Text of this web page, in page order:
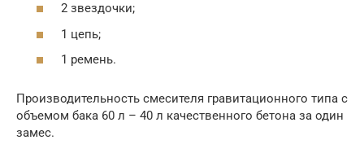
2 звездочки;
1 цепь;
1 ремень.
Производительность смесителя гравитационного типа с
объемом бака 60 л – 40 л качественного бетона за один
замес.